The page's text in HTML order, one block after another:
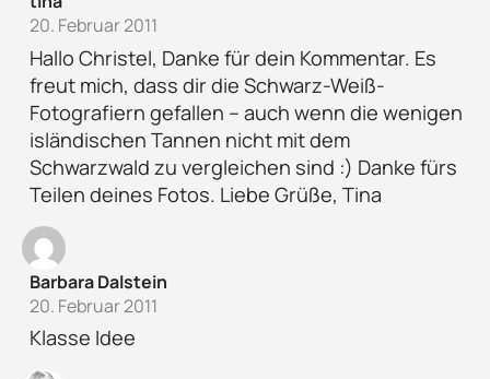
20. Februar 2011
Hallo Christel, Danke für dein Kommentar. Es
freut mich, dass dir die Schwarz-Weiß-
Fotografiern gefallen – auch wenn die wenigen
isländischen Tannen nicht mit dem
Schwarzwald zu vergleichen sind :) Danke fürs
Teilen deines Fotos. Liebe Grüße, Tina
Barbara Dalstein
20. Februar 2011
Klasse Idee